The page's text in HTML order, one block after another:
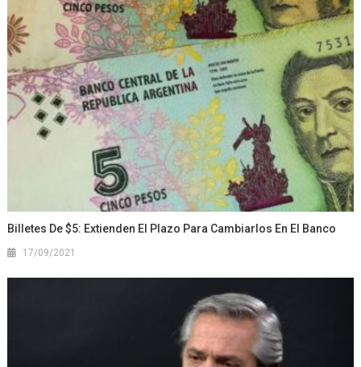
Billetes De $5: Extienden El Plazo Para Cambiarlos En El Banco
17/09/2021